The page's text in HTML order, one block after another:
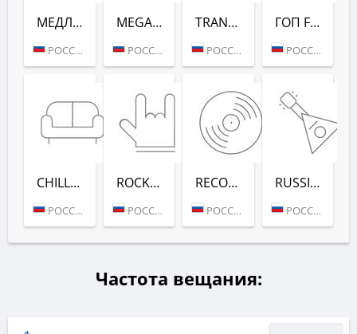
МЕДЛЯК FM (РАДИО РЕКОРД)
РОССИЯ (МОСКВА)
MEGAMIX (РАДИО РЕКОРД)
РОССИЯ (МОСКВА)
TRANCEMISSION (РАДИО РЕКОРД)
РОССИЯ (МОСКВА)
ГОП FM (РАДИО РЕКОРД)
РОССИЯ (МОСКВА)
CHILL-OUT (РАДИО РЕКОРД)
РОССИЯ (МОСКВА)
ROCK (РАДИО РЕКОРД)
РОССИЯ (МОСКВА)
RECORD DEEP (РАДИО РЕКОРД)
РОССИЯ (МОСКВА)
RUSSIAN MIX (РАДИО РЕКОРД)
РОССИЯ (МОСКВА)
Частота вещания: